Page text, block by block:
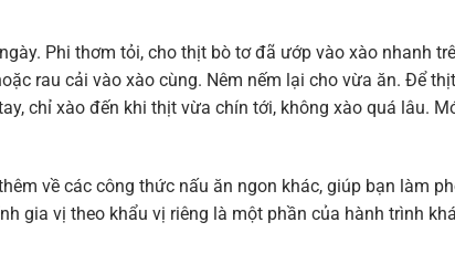
Phi thơm tỏi, cho thịt bò tơ đã ướp vào xào nhanh
rau cải vào xào cùng. Nêm nếm lại cho vừa ăn. Để
chỉ xào đến khi thịt vừa chín tới, không xào quá lâu.
về các công thức nấu ăn ngon khác, giúp bạn làm
gia vị theo khẩu vị riêng là một phần của hành trình